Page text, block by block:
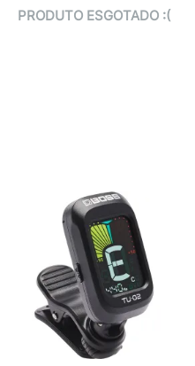
PRODUTO ESGOTADO :(